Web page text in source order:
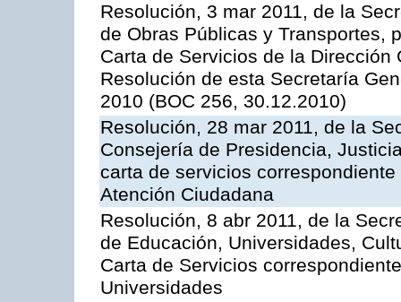
Resolución, 3 mar 2011, de la
de Obras Públicas y Transportes,
Carta de Servicios de la
Resolución de esta Secretaría
2010 (BOC 256, 30.12.2010)
Resolución, 28 mar 2011, de la
Consejería de Presidencia,
carta de servicios
Atención Ciudadana
Resolución, 8 abr 2011, de la
de Educación, Universidades,
Carta de Servicios
Universidades